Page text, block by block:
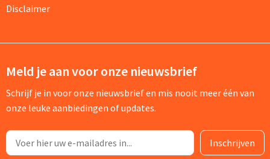
Disclaimer
Meld je aan voor onze nieuwsbrief
Schrijf je in voor onze nieuwsbrief en mis nooit meer één van
onze leuke aanbiedingen of updates.